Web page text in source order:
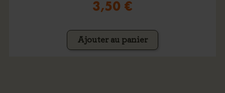
3,50 €
Ajouter au panier